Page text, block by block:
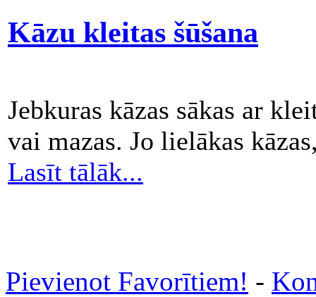
Kāzu kleitas šūšana
Jebkuras kāzas sākas ar
vai mazas. Jo lielākas
Lasīt tālāk...
Pievienot Favorītiem! -